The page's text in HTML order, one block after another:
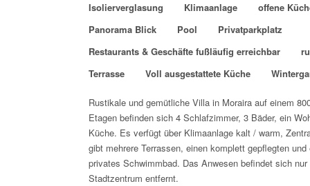
Isolierverglasung
Klimaanlage
offene
Panorama Blick
Pool
Privatparkplatz
Restaurants & Geschäfte fußläufig erreichbar
Terrasse
Voll ausgestattete Küche
Rustikale und gemütliche Villa in Moraira auf einem
Etagen befinden sich 4 Schlafzimmer, 3 Bäder, ein
Küche. Es verfügt über Klimaanlage kalt / warm,
gibt mehrere Terrassen, einen komplett gepflegten
privates Schwimmbad. Das Anwesen befindet sich
Stadtzentrum entfernt.